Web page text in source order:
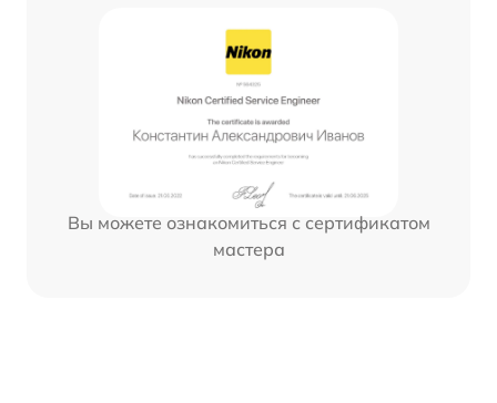
Вы можете ознакомиться с сертификатом
мастера